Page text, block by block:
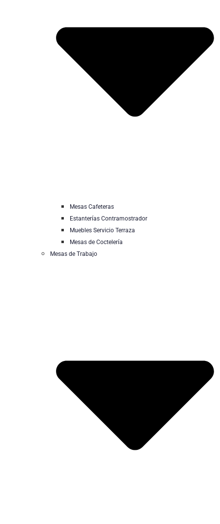
Mesas Cafeteras
Estanterías Contramostrador
Muebles Servicio Terraza
Mesas de Coctelería
Mesas de Trabajo